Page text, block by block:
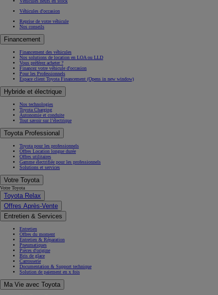
Véhicules d'occasion
Reprise de votre véhicule
Nos conseils
Financement
Financement des véhicules
Nos solutions de location en LOA ou LLD
Vous préférez acheter ?
Financez votre véhicule d'occasion
Pour les Professionnels
Espace client Toyota Financement (Opens in new window)
Hybride et électrique
Nos technologies
Toyota Charging
Autonomie et conduite
Tout savoir sur l’électrique
Toyota Professional
Toyota pour les professionnels
Offres Location longue durée
Offres utilitaires
Gamme électrifiée pour les professionnels
Solutions et services
Votre Toyota
Votre Toyota
Toyota Relax
Offres Après-Vente
Entretien & Services
Entretien
Offres du moment
Entretien & Réparation
Pneumatiques
Pièces d'origine
Bris de glace
Carrosserie
Documentation & Support technique
Solution de paiement en x fois
Ma Vie avec Toyota